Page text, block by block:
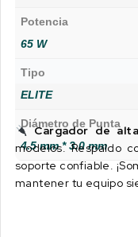
Potencia
65 W
Tipo
ELITE
Diámetro de Punta
4.5 mm * 3.0 mm
Cargador de
modelos. Respaldo
soporte confiable.
mantener tu equipo